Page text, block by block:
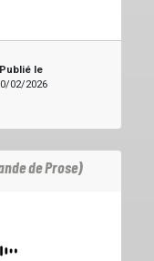
Publié le
02/2026
de Prose)